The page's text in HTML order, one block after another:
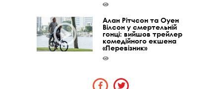
Алан Рітчсон та Оуен
Вілсон у смертельній
гонці: вийшов трейлер
комедійного екшена
«Перевізник»